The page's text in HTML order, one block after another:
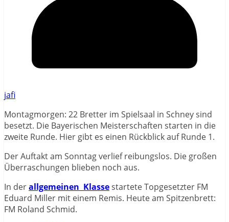
jafi
Montagmorgen: 22 Bretter im Spielsaal in Schney sind
besetzt. Die Bayerischen Meisterschaften starten in die
zweite Runde. Hier gibt es einen Rückblick auf Runde 1.
Der Auftakt am Sonntag verlief reibungslos. Die großen
Überraschungen blieben noch aus.
In derallgemeinen Klassestartete Topgesetzter FM
Eduard Miller mit einem Remis. Heute am Spitzenbrett:
FM Roland Schmid.